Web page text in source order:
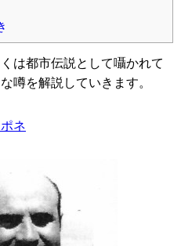
は都市伝説として囁かれて
噂を解説していきます。
ネ